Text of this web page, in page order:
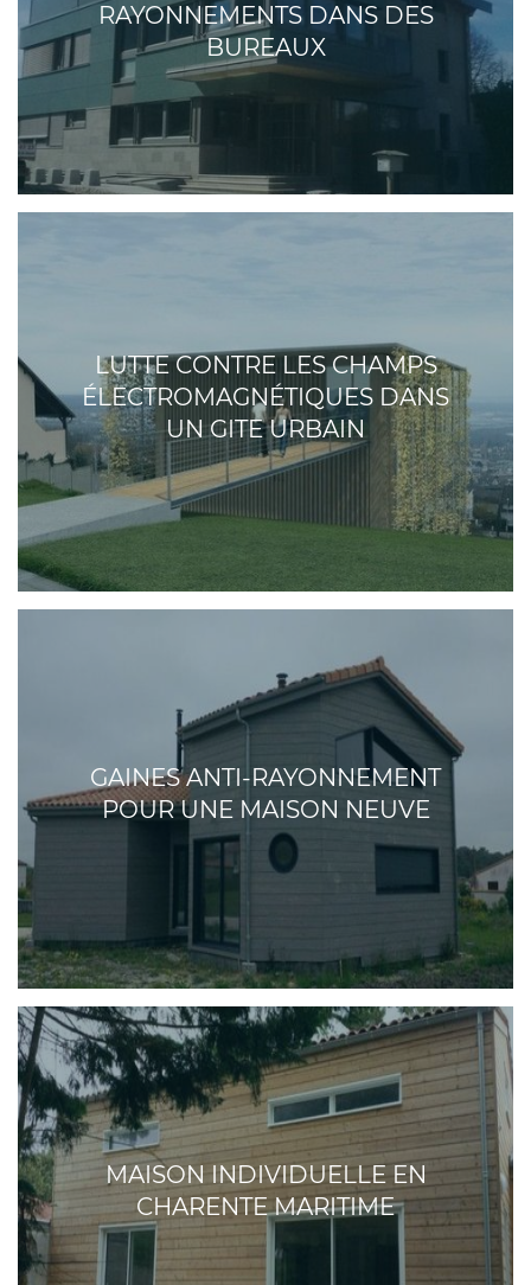
RAYONNEMENTS DANS DES
BUREAUX
LUTTE CONTRE LES CHAMPS
ÉLECTROMAGNÉTIQUES DANS
UN GITE URBAIN
GAINES ANTI-RAYONNEMENT
POUR UNE MAISON NEUVE
MAISON INDIVIDUELLE EN
CHARENTE MARITIME